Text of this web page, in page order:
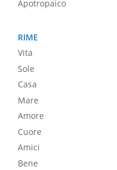
Apotropaico
RIME
Vita
Sole
Casa
Mare
Amore
Cuore
Amici
Bene